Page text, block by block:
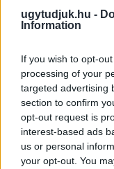
ugytudjuk.hu -
Information
If you wish to opt-
processing of your
targeted advertising
section to confirm
opt-out request is
interest-based ads
us or personal
your opt-out. You
MINŐSÍTÉS
2023. január. 25. 05:59
bizottságban a
minden
városháza.
VÁLASZOLT A
KÉPVISELŐ
2023. január. 19. 19:14
Leírták, mire
polgármester